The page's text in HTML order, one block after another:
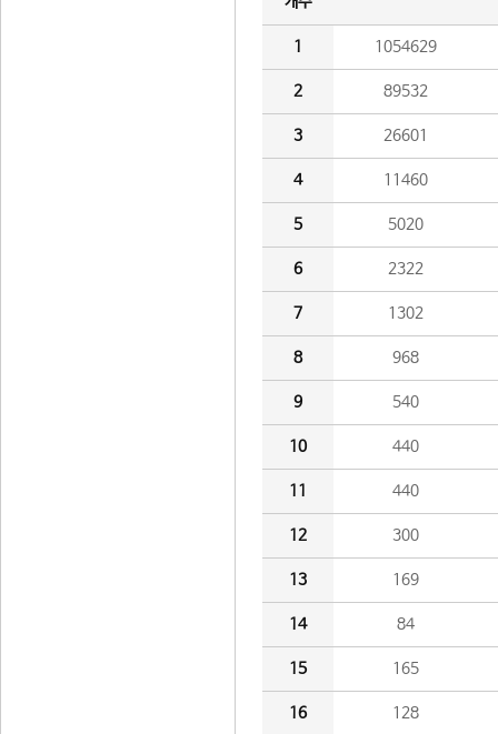
1 1054629
2 89532
3 26601
4 11460
5 5020
6 2322
7 1302
8 968
9 540
10 440
11 440
12 300
13 169
14 84
15 165
16 128